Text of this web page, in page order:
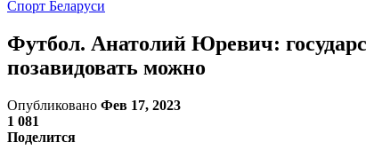
Спорт Беларуси
Футбол. Анатолий Юревич:
позавидовать можно
Опубликовано Фев 17, 2023
1 081
Поделится